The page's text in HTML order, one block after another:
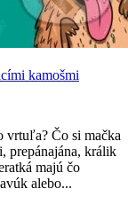
kamošmi
vrtuľa? Čo si mačka
prepánajána, králik
majú čo
alebo...